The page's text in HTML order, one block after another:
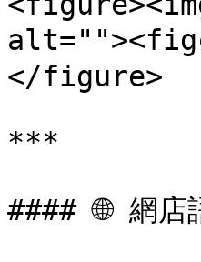
</figure>
***
#### 🌐 網店